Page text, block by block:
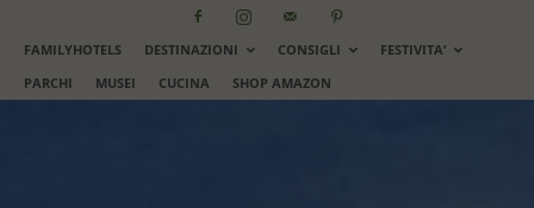
FAMILYHOTELS DESTINAZIONI CONSIGLI
FESTIVITA’
PARCHI
MUSEI CUCINA SHOP AMAZON